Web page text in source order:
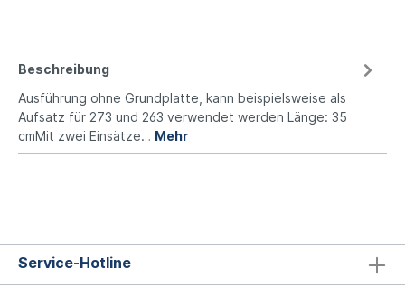
Beschreibung
Ausführung ohne Grundplatte, kann beispielsweise als
Aufsatz für 273 und 263 verwendet werden Länge: 35
cmMit zwei Einsätze… Mehr
Service-Hotline